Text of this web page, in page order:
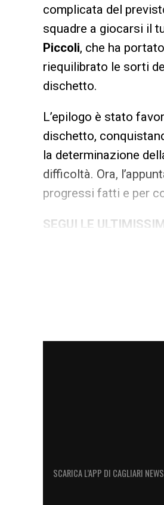
complicata del
squadre a giocarsi il
Piccoli, che ha
riequilibrato le sorti
dischetto.
L’epilogo è stato
dischetto,
la determinazione
difficoltà. Ora,
progressi fatti e per
SEGUI LE
SCARICA L’APP DI CAGLIARI